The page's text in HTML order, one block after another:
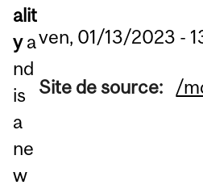
alit
ya
nd
is
a
ne
w
ven, 01/13/2023 -
Site de source: /